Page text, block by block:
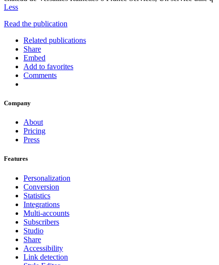
Less
Read the publication
Related publications
Share
Embed
Add to favorites
Comments
Company
About
Pricing
Press
Features
Personalization
Conversion
Statistics
Integrations
Multi-accounts
Subscribers
Studio
Share
Accessibility
Link detection